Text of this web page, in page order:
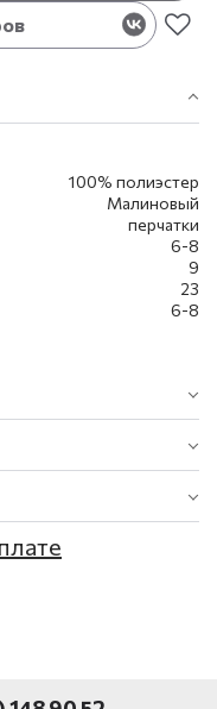
100% полиэстер
Малиновый
перчатки
6-8
9
23
6-8